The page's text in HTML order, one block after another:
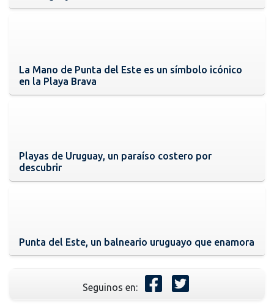
La Mano de Punta del Este es un símbolo icónico
en la Playa Brava
Playas de Uruguay, un paraíso costero por
descubrir
Punta del Este, un balneario uruguayo que enamora
Seguinos en: